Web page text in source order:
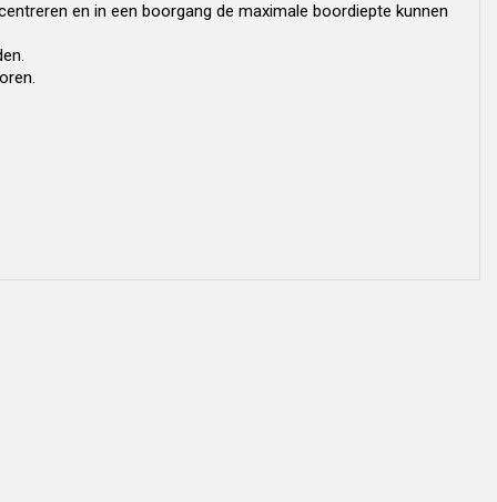
en in een boorgang de maximale boordiepte kunnen